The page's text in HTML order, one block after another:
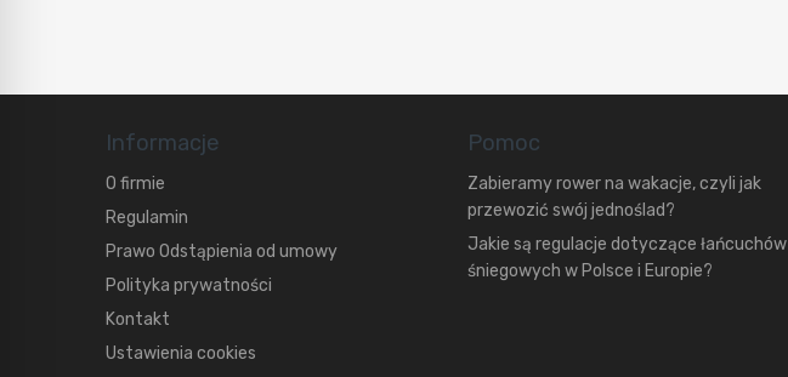
Informacje
O firmie
Regulamin
Prawo Odstąpienia od umowy
Polityka prywatności
Kontakt
Ustawienia cookies
Pomoc
Zabieramy rower na wakacje, czyli jak
przewozić swój jednoślad?
Jakie są regulacje dotyczące łańcuchów
śniegowych w Polsce i Europie?